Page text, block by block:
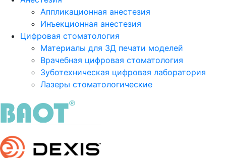
Аппликационная анестезия
Инъекционная анестезия
Цифровая стоматология
Материалы для 3Д печати моделей
Врачебная цифровая стоматология
Зуботехническая цифровая лаборатория
Лазеры стоматологические